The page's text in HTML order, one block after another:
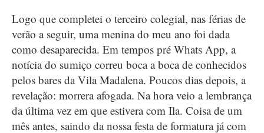
Logo que completei o terceiro colegial, nas férias de
verão a seguir, uma menina do meu ano foi dada
como desaparecida. Em tempos pré Whats App, a
notícia do sumiço correu boca a boca de conhecidos
pelos bares da Vila Madalena. Poucos dias depois, a
revelação: morrera afogada. Na hora veio a lembrança
da última vez em que estivera com Ila. Coisa de um
mês antes, saindo da nossa festa de formatura já com